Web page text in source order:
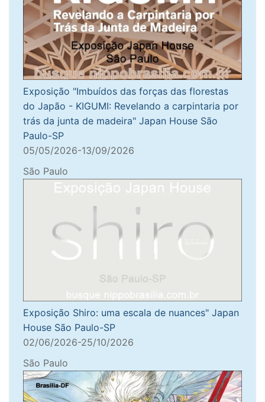
Exposição "Imbuídos das forças das florestas
do Japão - KIGUMI: Revelando a carpintaria por
trás da junta de madeira" Japan House São
Paulo-SP
05/05/2026-13/09/2026
São Paulo
Exposição Shiro: uma escala de nuances" Japan
House São Paulo-SP
02/06/2026-25/10/2026
São Paulo